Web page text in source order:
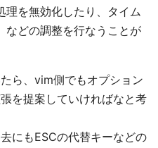
理を無効化したり、タイム
などの調整を行なうことが
ら、vim側でもオプション
を提案していければなと考
にもESCの代替キーなどの